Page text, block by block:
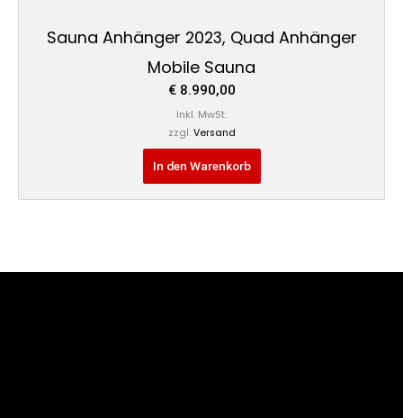
Sauna Anhänger 2023, Quad Anhänger
Mobile Sauna
€8.990,00
Inkl. MwSt.
zzgl. Versand
In den Warenkorb